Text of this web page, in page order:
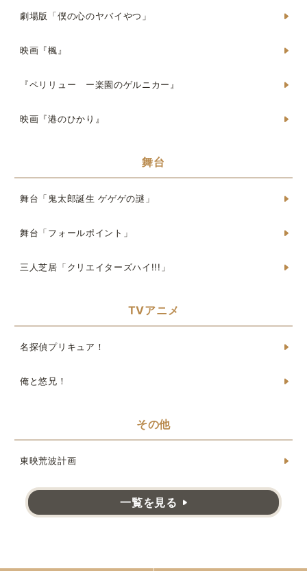
劇場版「僕の心のヤバイやつ」
映画『楓』
『ペリリュー ー楽園のゲルニカー』
映画『港のひかり』
舞台
舞台「鬼太郎誕生 ゲゲゲの謎」
舞台「フォールポイント」
三人芝居「クリエイターズハイ!!!」
TVアニメ
名探偵プリキュア！
俺と悠兄！
その他
東映荒波計画
一覧を見る